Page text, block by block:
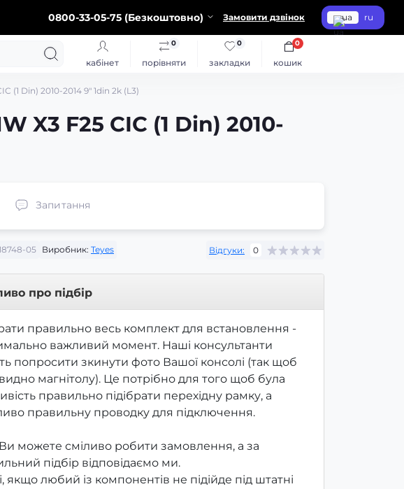
0800-33-05-75 (Безкоштовно) Замовити дзвінок ua ru
кабінет порівняти
0
закладки
0
кошик
0
(1 Din) 2010-2014 9" 1din 2k (L3)
X3 F25 CIC (1 Din) 2010-
Запитання
05 Виробник: Teyes Відгуки: 0
про підбір
правильно весь комплект для встановлення -
важливий момент. Наші консультанти
попросити зкинути фото Вашої консолі (так щоб
магнітолу). Це потрібно для того щоб була
правильно підібрати перехідну рамку, а
правильну проводку для підключення.
можете сміливо робити замовлення, а за
підбір відповідаємо ми.
якщо любий із компонентів не підійде під штатні